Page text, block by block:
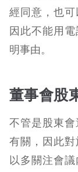
經同意，也可
因此不能用
明事由。
董事會股
不管是股東
有關，因此
以多關注會